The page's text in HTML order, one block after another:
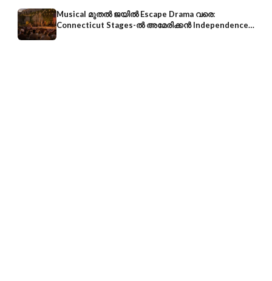
Musical മുതൽ ജയിൽ Escape Drama വരെ:
Connecticut Stages-ൽ അമേരിക്കൻ Independence-
ന്റെ 250-ആം വാർഷികം